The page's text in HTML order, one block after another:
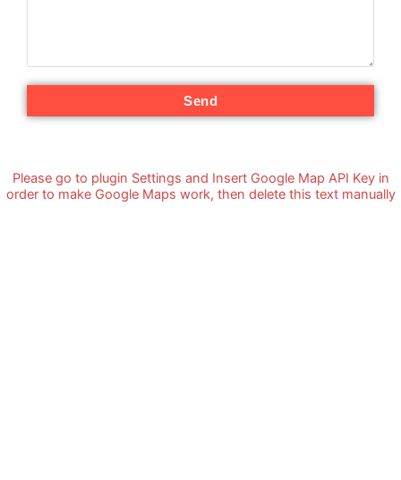
Send
Please go to plugin Settings and Insert Google Map API Key in
order to make Google Maps work, then delete this text manually